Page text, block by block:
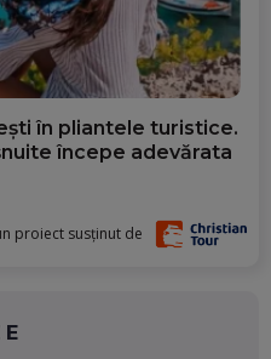
în pliantele turistice.
începe adevărata
proiect susținut de